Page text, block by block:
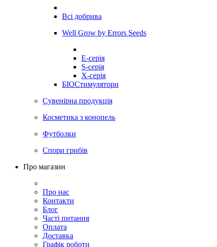
Всі добрива
Well Grow by Errors Seeds
E-серія
S-серія
X-серія
БІОСтимулятори
Сувенірна продукція
Косметика з конопель
Футболки
Спори грибів
Про магазин
Про нас
Контакти
Блог
Часті питання
Оплата
Доставка
Графік роботи